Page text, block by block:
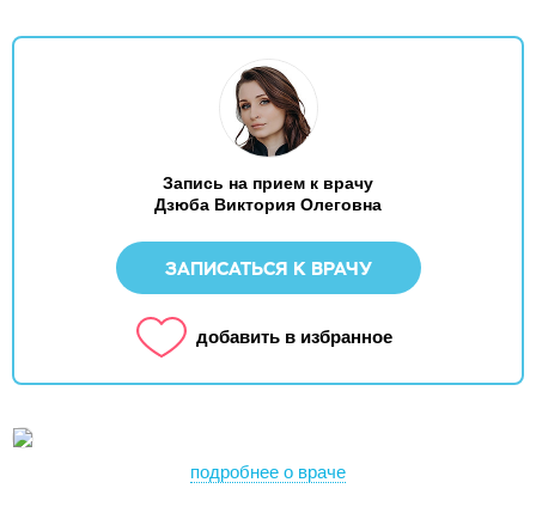
Запись на прием к врачу
Дзюба Виктория Олеговна
ЗАПИСАТЬСЯ К ВРАЧУ
добавить в избранное
подробнее о враче